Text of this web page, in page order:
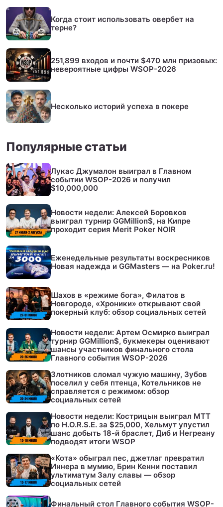
Когда стоит использовать овербет на
терне?
251,899 входов и почти $470 млн призовых:
невероятные цифры WSOP-2026
Несколько историй успеха в покере
Популярные статьи
Лукас Джумалон выиграл в Главном
событии WSOP-2026 и получил
$10,000,000
Новости недели: Алексей Боровков
выиграл турнир GGMillion$, на Кипре
проходит серия Merit Poker NOIR
Еженедельные результаты воскресников
Новая надежда и GGMasters — на Poker.ru!
Шахов в «режиме бога», Филатов в
Новгороде, «Хроники» открывают свой
покерный клуб: обзор социальных сетей
Новости недели: Артем Осмирко выиграл
турнир GGMillion$, букмекеры оценивают
шансы участников финального стола
Главного события WSOP-2026
Злотников сломал чужую машину, Зубов
поселил у себя птенца, Котельников не
справляется с режимом: обзор
социальных сетей
Новости недели: Кострицын выиграл МТТ
по H.O.R.S.E. за $25,000, Хельмут упустил
шанс добыть 18-й браслет, Диб и Негреану
подводят итоги WSOP
«Кота» обыграл пес, джетлаг превратил
Иннера в мумию, Брин Кенни поставил
ультиматум Залу славы — обзор
социальных сетей
Финальный стол Главного события WSOP-